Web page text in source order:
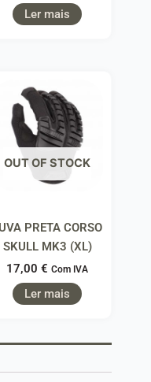
Ler mais
OUT OF STOCK
PRETA CORSO
SKULL MK3 (XL)
17,00 € Com IVA
Ler mais